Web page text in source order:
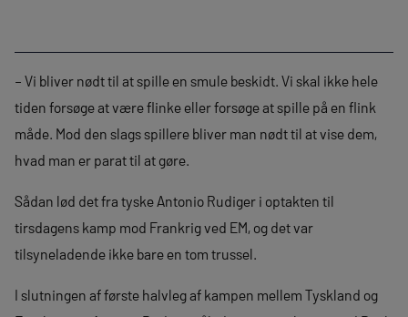
– Vi bliver nødt til at spille en smule beskidt. Vi skal ikke hele
tiden forsøge at være flinke eller forsøge at spille på en flink
måde. Mod den slags spillere bliver man nødt til at vise dem,
hvad man er parat til at gøre.
Sådan lød det fra tyske Antonio Rudiger i optakten til
tirsdagens kamp mod Frankrig ved EM, og det var
tilsyneladende ikke bare en tom trussel.
I slutningen af første halvleg af kampen mellem Tyskland og